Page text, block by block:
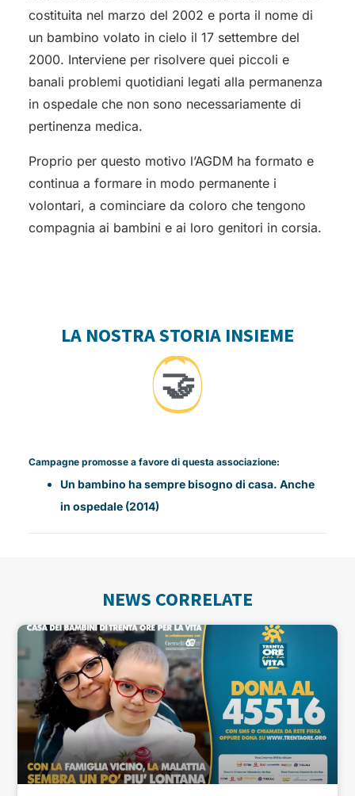
costituita nel marzo del 2002 e porta il nome di
un bambino volato in cielo il 17 settembre del
2000. Interviene per risolvere quei piccoli e
banali problemi quotidiani legati alla permanenza
in ospedale che non sono necessariamente di
pertinenza medica.
Proprio per questo motivo l’AGDM ha formato e
continua a formare in modo permanente i
volontari, a cominciare da coloro che tengono
compagnia ai bambini e ai loro genitori in corsia.
LA NOSTRA STORIA INSIEME
🤝
Campagne promosse a favore di questa associazione:
Un bambino ha sempre bisogno di casa. Anche
in ospedale (2014)
NEWS CORRELATE